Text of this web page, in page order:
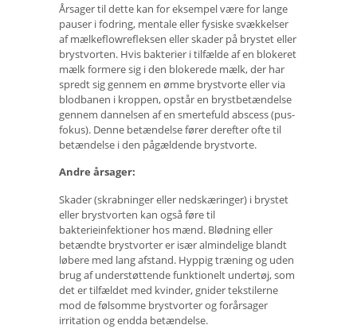
Årsager til dette kan for eksempel være for lange
pauser i fodring, mentale eller fysiske svækkelser
af mælkeflowrefleksen eller skader på brystet eller
brystvorten. Hvis bakterier i tilfælde af en blokeret
mælk formere sig i den blokerede mælk, der har
spredt sig gennem en ømme brystvorte eller via
blodbanen i kroppen, opstår en brystbetændelse
gennem dannelsen af ​​en smertefuld abscess (pus-
fokus). Denne betændelse fører derefter ofte til
betændelse i den pågældende brystvorte.
Andre årsager:
Skader (skrabninger eller nedskæringer) i brystet
eller brystvorten kan også føre til
bakterieinfektioner hos mænd. Blødning eller
betændte brystvorter er især almindelige blandt
løbere med lang afstand. Hyppig træning og uden
brug af understøttende funktionelt undertøj, som
det er tilfældet med kvinder, gnider tekstilerne
mod de følsomme brystvorter og forårsager
irritation og endda betændelse.